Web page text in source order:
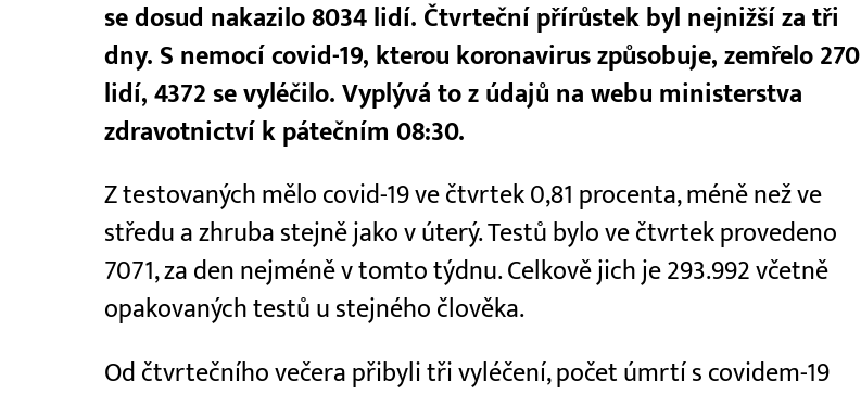
se dosud nakazilo 8034 lidí. Čtvrteční přírůstek byl nejnižší za tři
dny. S nemocí covid-19, kterou koronavirus způsobuje, zemřelo 270
lidí, 4372 se vyléčilo. Vyplývá to z údajů na webu ministerstva
zdravotnictví k pátečním 08:30.
Z testovaných mělo covid-19 ve čtvrtek 0,81 procenta, méně než ve
středu a zhruba stejně jako v úterý. Testů bylo ve čtvrtek provedeno
7071, za den nejméně v tomto týdnu. Celkově jich je 293.992 včetně
opakovaných testů u stejného člověka.
Od čtvrtečního večera přibyli tři vyléčení, počet úmrtí s covidem-19